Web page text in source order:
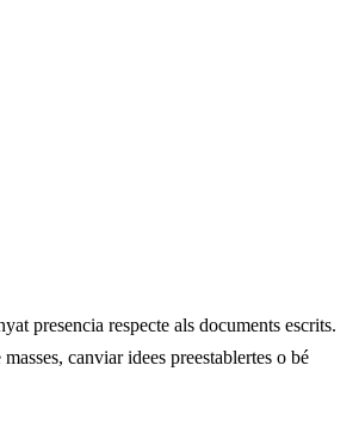
presencia respecte als documents escrits.
canviar idees preestablertes o bé